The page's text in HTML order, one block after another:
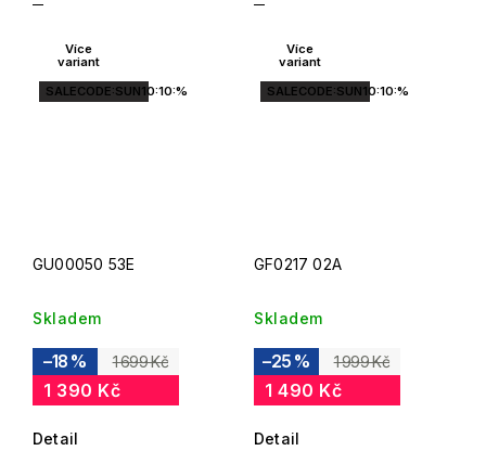
Více
variant
SALECODE:SUN10:10:%
GU00050 53E
Skladem
1 699 Kč
–18 %
1 390 Kč
Detail
Více
variant
SALECODE:SUN10:10:%
GF0217 02A
Skladem
1 999 Kč
–25 %
1 490 Kč
Detail